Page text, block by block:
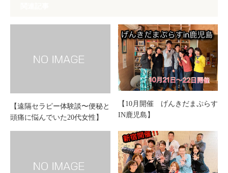
【遠隔セラピー体験談〜便秘と
頭痛に悩んでいた20代女性】
【10月開催 げんきだまぷらす
IN鹿児島】